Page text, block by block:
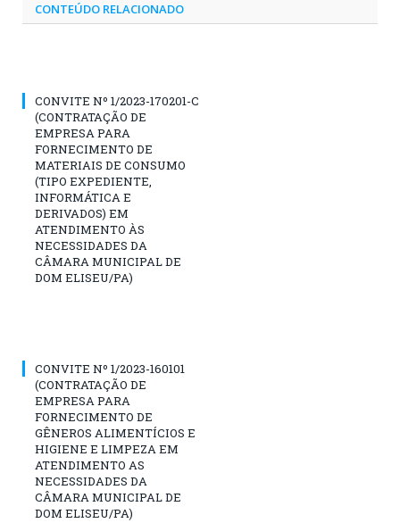
CONTEÚDO RELACIONADO
CONVITE Nº 1/2023-170201-C
(CONTRATAÇÃO DE
EMPRESA PARA
FORNECIMENTO DE
MATERIAIS DE CONSUMO
(TIPO EXPEDIENTE,
INFORMÁTICA E
DERIVADOS) EM
ATENDIMENTO ÀS
NECESSIDADES DA
CÂMARA MUNICIPAL DE
DOM ELISEU/PA)
CONVITE Nº 1/2023-160101
(CONTRATAÇÃO DE
EMPRESA PARA
FORNECIMENTO DE
GÊNEROS ALIMENTÍCIOS E
HIGIENE E LIMPEZA EM
ATENDIMENTO AS
NECESSIDADES DA
CÂMARA MUNICIPAL DE
DOM ELISEU/PA)